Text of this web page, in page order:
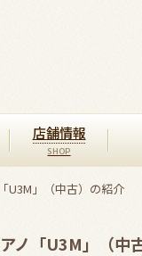
店舗情報
U3M」（中古）の紹介
ノ「U3M」（中